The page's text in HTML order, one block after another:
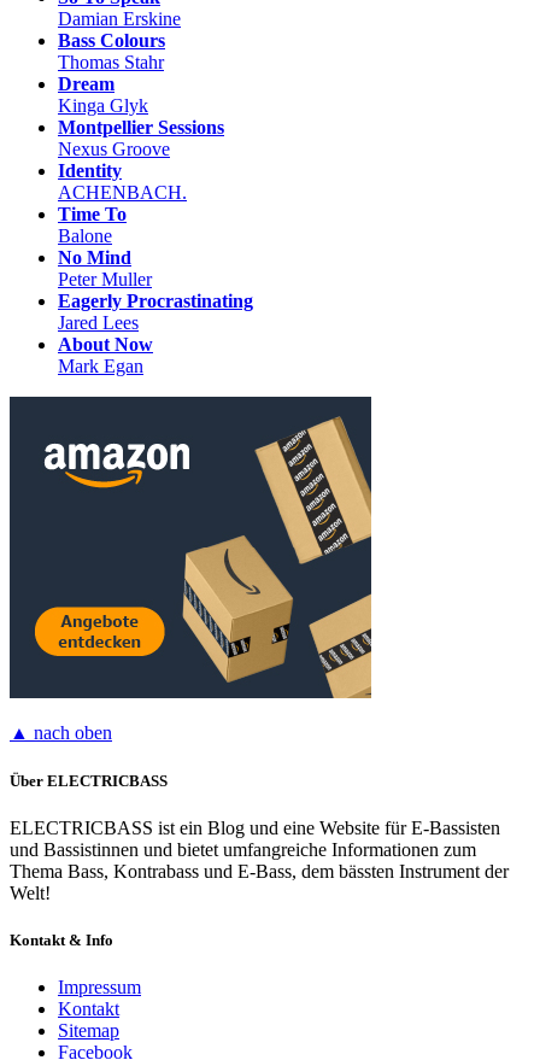
Damian Erskine
Bass Colours
Thomas Stahr
Dream
Kinga Glyk
Montpellier Sessions
Nexus Groove
Identity
ACHENBACH.
Time To
Balone
No Mind
Peter Muller
Eagerly Procrastinating
Jared Lees
About Now
Mark Egan
▲ nach oben
Über ELECTRICBASS
ELECTRICBASS ist ein Blog und eine Website für E-Bassisten
und Bassistinnen und bietet umfangreiche Informationen zum
Thema Bass, Kontrabass und E-Bass, dem bässten Instrument der
Welt!
Kontakt & Info
Impressum
Kontakt
Sitemap
Facebook